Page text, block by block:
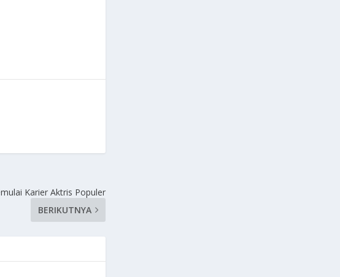
Karier Aktris Populer
BERIKUTNYA